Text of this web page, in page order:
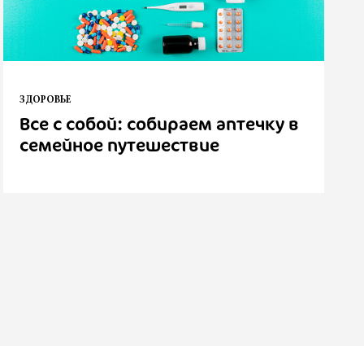
ЗДОРОВЬЕ
Все с собой: собираем аптечку в
семейное путешествие